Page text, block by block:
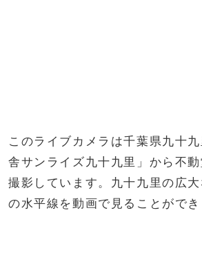
このライブカメラは千葉県九十
舎サンライズ九十九里」から不
撮影しています。九十九里の広
の水平線を動画で見ることができ